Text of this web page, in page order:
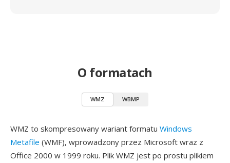
O formatach
WMZ WBMP
WMZ to skompresowany wariant formatu Windows
Metafile (WMF), wprowadzony przez Microsoft wraz z
Office 2000 w 1999 roku. Plik WMZ jest po prostu plikiem